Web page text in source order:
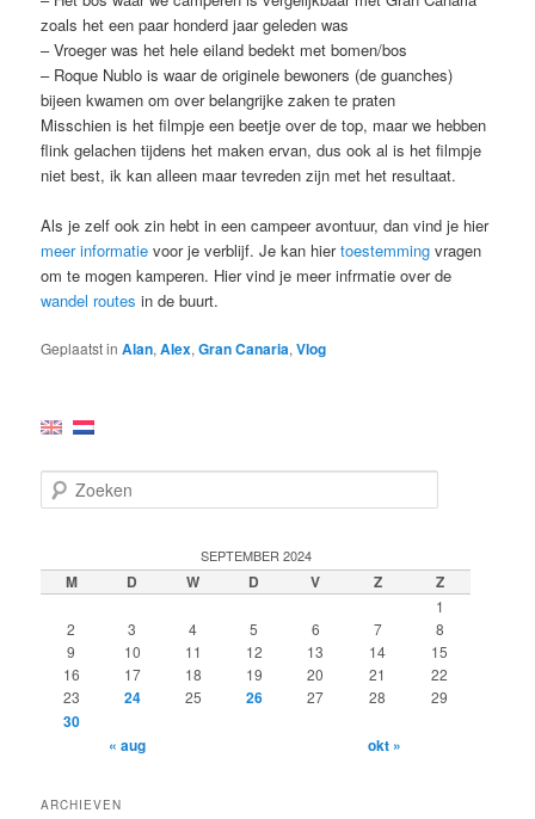
zoals het een paar honderd jaar geleden was
– Vroeger was het hele eiland bedekt met bomen/bos
– Roque Nublo is waar de originele bewoners (de guanches)
bijeen kwamen om over belangrijke zaken te praten
Misschien is het filmpje een beetje over de top, maar we hebben
flink gelachen tijdens het maken ervan, dus ook al is het filmpje
niet best, ik kan alleen maar tevreden zijn met het resultaat.
Als je zelf ook zin hebt in een campeer avontuur, dan vind je hier
meer informatie voor je verblijf. Je kan hiertoestemming vragen
om te mogen kamperen. Hier vind je meer infrmatie over de
wandel routes in de buurt.
Geplaatst in Alan,Alex,Gran Canaria,Vlog
o
e
n
SEPTEMBER 2024
M D W D V Z Z
1
2
3 4 5 6 7
8
9
10 11 12 13 14
15
16
17 18 19 20 21
22
23
24 25 26 27 28 29
30
« aug
okt »
ARCHIEVEN